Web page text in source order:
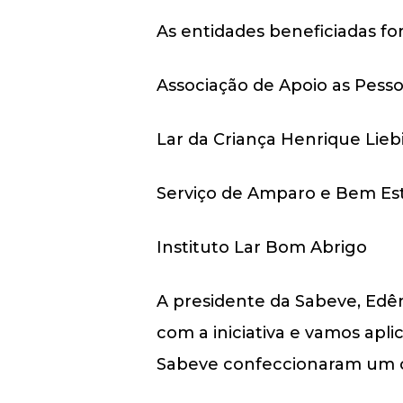
As entidades beneficiadas
Associação de Apoio as
Lar da Criança Henrique
Serviço de Amparo e Bem
Instituto Lar Bom Abrigo
A presidente da Sabeve,
com a iniciativa e vamos
Sabeve confeccionaram um